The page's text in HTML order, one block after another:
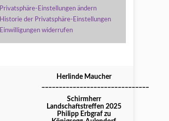
Privatsphäre-Einstellungen ändern
Historie der Privatsphäre-Einstellungen
Einwilligungen widerrufen
Herlinde Maucher
Schirmherr
Landschaftstreffen 2025
Philipp Erbgraf zu